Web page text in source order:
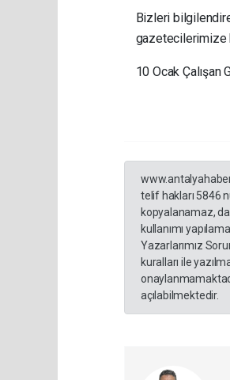
Bizleri
gazetecilerimize
10 Ocak Çalışan
telif hakları 5846
kopyalanamaz,
kullanımı
Yazarlarımız
kuralları ile
açılabilmektedir.